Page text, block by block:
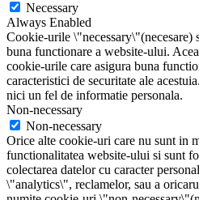
Necessary
Always Enabled
Cookie-urile \"necessary\"(necesare)
buna functionare a website-ului.
cookie-urile care asigura buna
caracteristici de securitate ale
nici un fel de informatie personala.
Non-necessary
Non-necessary
Orice alte cookie-uri care nu sunt in
functionalitatea website-ului si sunt
colectarea datelor cu caracter
\"analytics\", reclamelor, sau a